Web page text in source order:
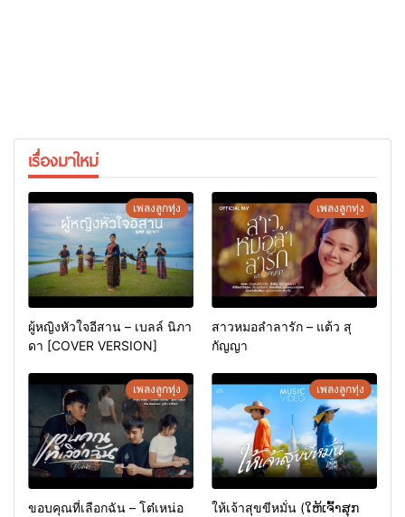
เรื่องมาใหม่
เพลงลูกทุ่ง
ผู้หญิงหัวใจอีสาน – เบลล์ นิภา
ดา [COVER VERSION]
เพลงลูกทุ่ง
สาวหมอลำลารัก – แต้ว สุ
กัญญา
เพลงลูกทุ่ง
ขอบคุณที่เลือกฉัน – โต๋เหน่อ
เพลงลูกทุ่ง
ให้เจ้าสุขขีหมั่น (ໃຫ້ເຈົ້າສຸກ